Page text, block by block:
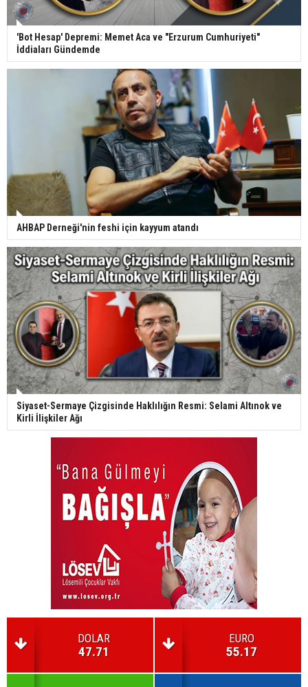
'Bot Hesap' Depremi: Memet Aca ve "Erzurum Cumhuriyeti"
İddiaları Gündemde
AHBAP Derneği'nin feshi için kayyum atandı
Siyaset-Sermaye Çizgisinde Haklılığın Resmi: Selami Altınok ve
Kirli İlişkiler Ağı
DOLAR
47.71
EURO
55.17